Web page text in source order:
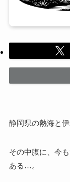
静岡県の熱海と伊
その中腹に、今
ある…。